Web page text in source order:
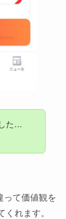
た…
って価値観を
れます。